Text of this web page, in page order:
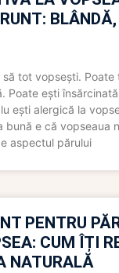
să tot vopsești. Poate
Poate ești
ești alergică la
bună e că vopseaua
aspectul părului
PENTRU
CUM ÎȚI
NATURALĂ